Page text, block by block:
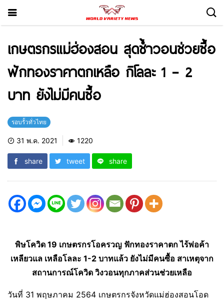
เกษตรกรแม่ฮ่องสอน สุดช้ำวอนช่วยซื้อ
ฟักทองราคาตกเหลือ กิโลละ 1 – 2
บาท ยังไม่มีคนซื้อ
รอบรั้วทั่วไทย
31 พ.ค. 2021 1220
share tweet share
พิษโควิด 19 เกษตรกรโอครวญ ฟักทองราคาตก ไร้พ่อค้า
เหลียวแล เหลือโลละ 1-2 บาทแล้ว ยังไม่มีคนซื้อ สาเหตุจาก
สถานการณ์โควิด วิงวอนทุกภาคส่วนช่วยเหลือ
วันที่ 31 พฤษภาคม 2564 เกษตรกรจังหวัดแม่ฮ่องสอนโอด